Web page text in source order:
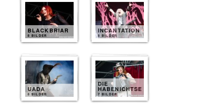
BLACKBRIAR
8 BILDER
INCANTATION
8 BILDER
UADA
8 BILDER
DIE
HABENICHTSE
7 BILDER